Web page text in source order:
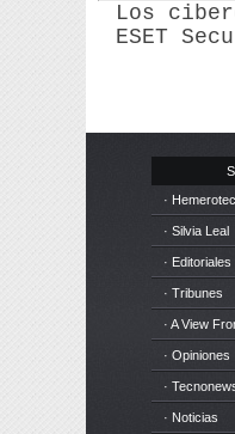
Los
ESET
·
· Silvia Leal
· Editoriales
· Tribunes
· A View
· Opiniones
·
· Noticias